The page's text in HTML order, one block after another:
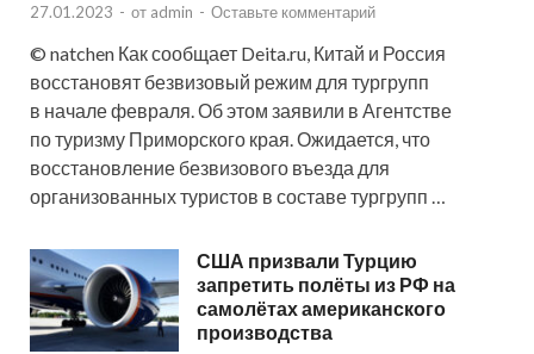
27.01.2023 - от admin - Оставьте комментарий
© natchen Как сообщает Deita.ru, Китай и Россия
восстановят безвизовый режим для тургрупп
в начале февраля. Об этом заявили в Агентстве
по туризму Приморского края. Ожидается, что
восстановление безвизового въезда для
организованных туристов в составе тургрупп …
США призвали Турцию
запретить полёты из РФ на
самолётах американского
производства